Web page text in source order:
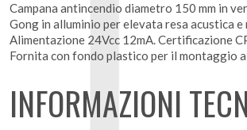
Campana antincendio diametro 150 mm in
Gong in alluminio per elevata resa acustica e
Alimentazione 24Vcc 12mA. Certificazione
Fornita con fondo plastico per il montaggio
INFORMAZIONI